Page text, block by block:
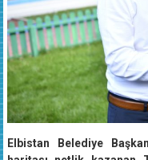
haritası netlik kazanan